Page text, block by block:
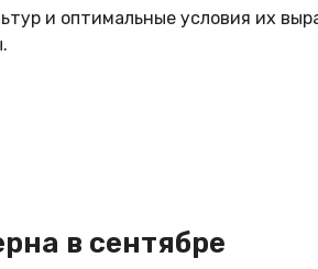
и оптимальные условия их
в сентябре